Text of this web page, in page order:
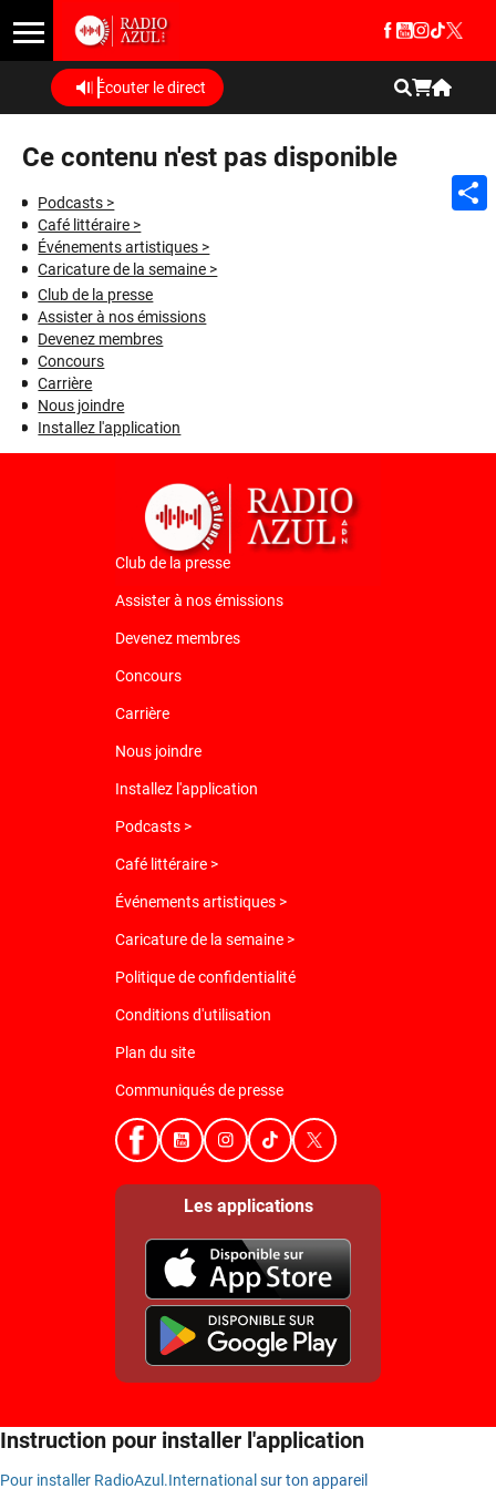
Écouter le direct
Ce contenu n'est pas disponible
Podcasts >
Café littéraire >
Événements artistiques >
Caricature de la semaine >
Club de la presse
Assister à nos émissions
Devenez membres
Concours
Carrière
Nous joindre
Installez l'application
Club de la presse
Assister à nos émissions
Devenez membres
Concours
Carrière
Nous joindre
Installez l'application
Podcasts >
Café littéraire >
Événements artistiques >
Caricature de la semaine >
Politique de confidentialité
Conditions d'utilisation
Plan du site
Communiqués de presse
Les applications
Instruction pour installer l'application
Pour installer RadioAzul.International sur ton appareil